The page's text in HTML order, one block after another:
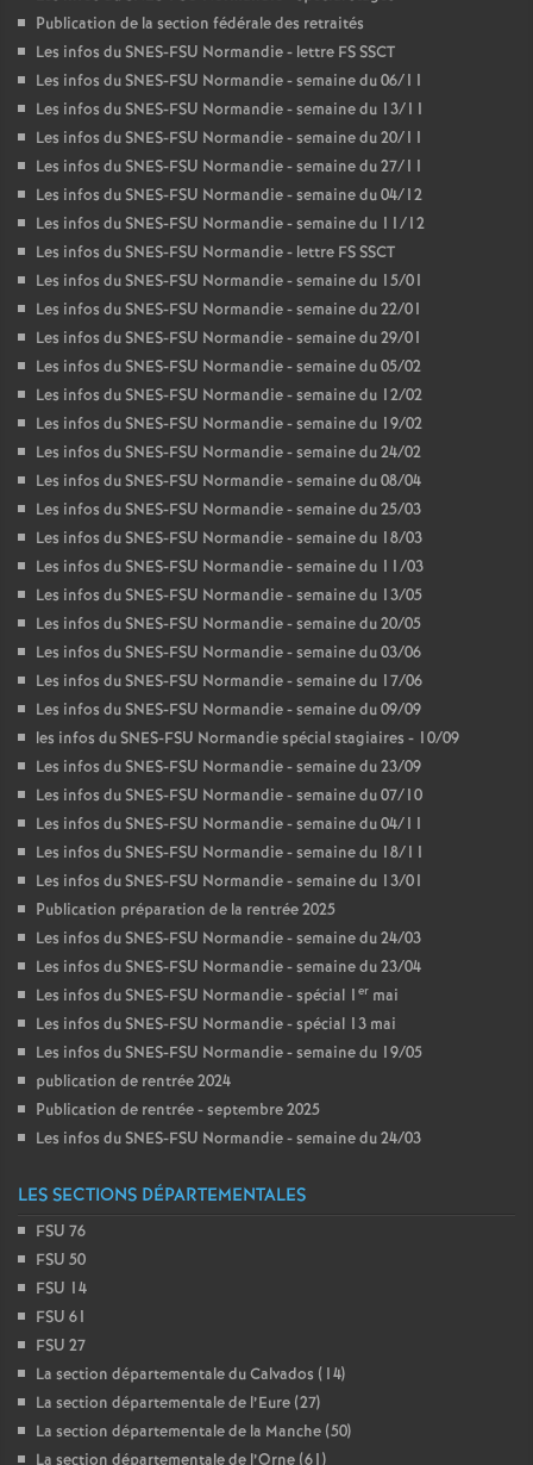
Publication de la section fédérale des retraités
Les infos du SNES-FSU Normandie - lettre FS SSCT
Les infos du SNES-FSU Normandie - semaine du 06/11
Les infos du SNES-FSU Normandie - semaine du 13/11
Les infos du SNES-FSU Normandie - semaine du 20/11
Les infos du SNES-FSU Normandie - semaine du 27/11
Les infos du SNES-FSU Normandie - semaine du 04/12
Les infos du SNES-FSU Normandie - semaine du 11/12
Les infos du SNES-FSU Normandie - lettre FS SSCT
Les infos du SNES-FSU Normandie - semaine du 15/01
Les infos du SNES-FSU Normandie - semaine du 22/01
Les infos du SNES-FSU Normandie - semaine du 29/01
Les infos du SNES-FSU Normandie - semaine du 05/02
Les infos du SNES-FSU Normandie - semaine du 12/02
Les infos du SNES-FSU Normandie - semaine du 19/02
Les infos du SNES-FSU Normandie - semaine du 24/02
Les infos du SNES-FSU Normandie - semaine du 08/04
Les infos du SNES-FSU Normandie - semaine du 25/03
Les infos du SNES-FSU Normandie - semaine du 18/03
Les infos du SNES-FSU Normandie - semaine du 11/03
Les infos du SNES-FSU Normandie - semaine du 13/05
Les infos du SNES-FSU Normandie - semaine du 20/05
Les infos du SNES-FSU Normandie - semaine du 03/06
Les infos du SNES-FSU Normandie - semaine du 17/06
Les infos du SNES-FSU Normandie - semaine du 09/09
les infos du SNES-FSU Normandie spécial stagiaires - 10/09
Les infos du SNES-FSU Normandie - semaine du 23/09
Les infos du SNES-FSU Normandie - semaine du 07/10
Les infos du SNES-FSU Normandie - semaine du 04/11
Les infos du SNES-FSU Normandie - semaine du 18/11
Les infos du SNES-FSU Normandie - semaine du 13/01
Publication préparation de la rentrée 2025
Les infos du SNES-FSU Normandie - semaine du 24/03
Les infos du SNES-FSU Normandie - semaine du 23/04
Les infos du SNES-FSU Normandie - spécial 1 er mai
Les infos du SNES-FSU Normandie - spécial 13 mai
Les infos du SNES-FSU Normandie - semaine du 19/05
publication de rentrée 2024
Publication de rentrée - septembre 2025
Les infos du SNES-FSU Normandie - semaine du 24/03
LES SECTIONS DÉPARTEMENTALES
FSU 76
FSU 50
FSU 14
FSU 61
FSU 27
La section départementale du Calvados (14)
La section départementale de l’Eure (27)
La section départementale de la Manche (50)